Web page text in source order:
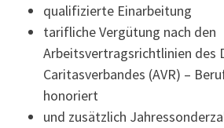
qualifizierte Einarbeitung
tarifliche Vergütung nach den
Arbeitsvertragsrichtlinien des
Caritasverbandes (AVR) –
honoriert
und zusätzlich